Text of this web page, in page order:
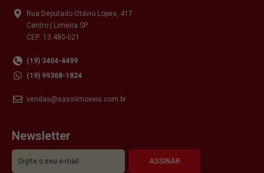
Rua Deputado Otávio Lopes, 417
Centro | Limeira SP
CEP: 13.480-021
(19) 3404-4499
(19) 99368-1824
vendas@sassiimoveis.com.br
Newsletter